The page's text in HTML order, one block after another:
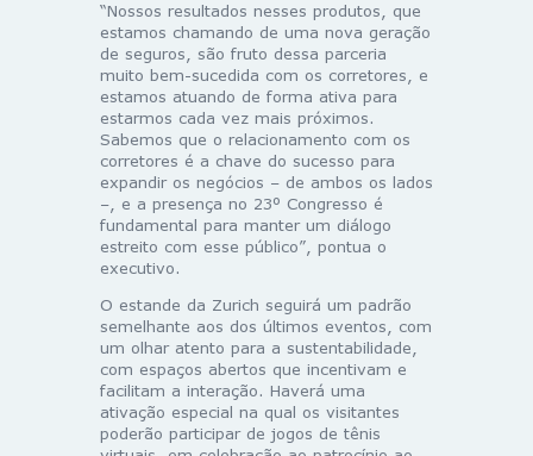
“Nossos resultados nesses produtos, que
estamos chamando de uma nova geração
de seguros, são fruto dessa parceria
muito bem-sucedida com os corretores, e
estamos atuando de forma ativa para
estarmos cada vez mais próximos.
Sabemos que o relacionamento com os
corretores é a chave do sucesso para
expandir os negócios – de ambos os lados
–, e a presença no 23º Congresso é
fundamental para manter um diálogo
estreito com esse público”, pontua o
executivo.
O estande da Zurich seguirá um padrão
semelhante aos dos últimos eventos, com
um olhar atento para a sustentabilidade,
com espaços abertos que incentivam e
facilitam a interação. Haverá uma
ativação especial na qual os visitantes
poderão participar de jogos de tênis